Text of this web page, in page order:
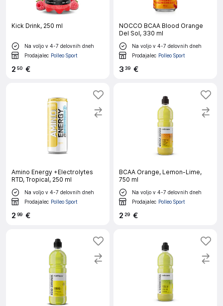
Kick Drink, 250 ml
Na voljo v 4-7 delovnih dneh
Prodajalec Polleo Sport
2 50 €
NOCCO BCAA Blood Orange
Del Sol, 330 ml
Na voljo v 4-7 delovnih dneh
Prodajalec Polleo Sport
3 39 €
Amino Energy +Electrolytes
RTD, Tropical, 250 ml
Na voljo v 4-7 delovnih dneh
Prodajalec Polleo Sport
2 99 €
BCAA Orange, Lemon-Lime,
750 ml
Na voljo v 4-7 delovnih dneh
Prodajalec Polleo Sport
2 29 €